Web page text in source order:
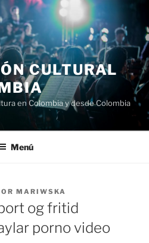
CULTURAL
en Colombia y desde Colombia
Menú
MARIWSKA
og fritid
porno video